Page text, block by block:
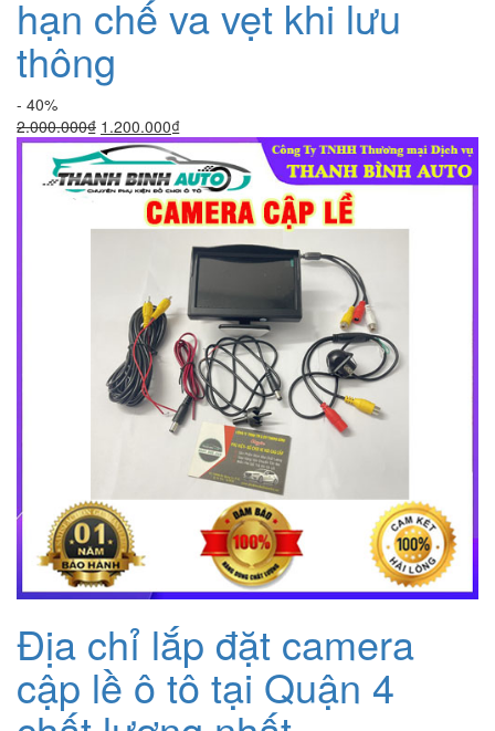
hạn chế va vẹt khi lưu
thông
- 40%
2.000.000₫ Giá
gốc
là:
2.000.000₫.
1.200.000₫Giá
hiện
tại
là:
1.200.000₫.
Địa chỉ lắp đặt camera
cập lề ô tô tại Quận 4